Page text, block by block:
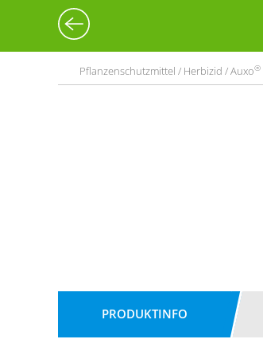
Pflanzenschutzmittel / Herbizid / Auxo®
PRODUKTINFO